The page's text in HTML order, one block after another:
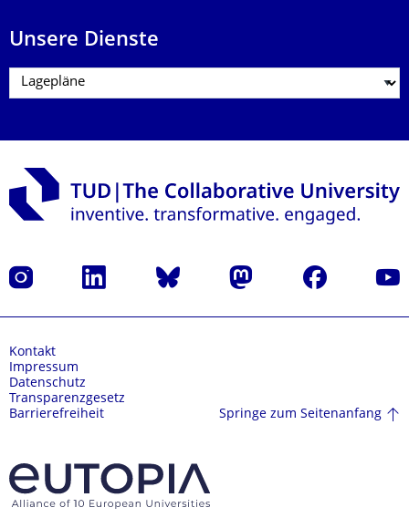
Unsere Dienste
Instagram LinkedIn Bluesky Mastodon Facebook
Kontakt
Impressum
Datenschutz
Transparenzgesetz
Barrierefreiheit
Springe zum Seitenanfang